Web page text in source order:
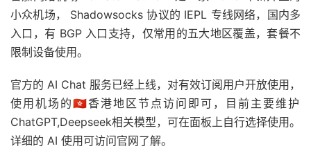
小众机场， Shadowsocks 协议的 IEPL 专线网络，国内多
入口，有 BGP 入口支持，仅常用的五大地区覆盖，套餐不
限制设备使用。
官方的 AI Chat 服务已经上线，对有效订阅用户开放使用，
使用机场的🇭🇰香港地区节点访问即可，目前主要维护
ChatGPT,Deepseek相关模型，可在面板上自行选择使用。
详细的 AI 使用可访问官网了解。